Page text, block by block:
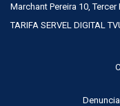
Marchant Pereira 10,
TARIFA SERVEL DIGITAL